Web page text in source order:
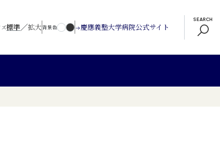
ズ標準／拡大背景色 慶應義塾大学病院公式サイト
SEARCH